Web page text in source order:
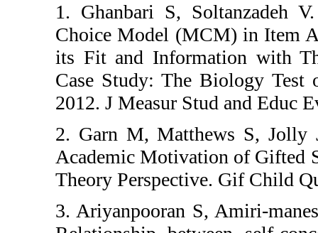
1. Ghanbari S,
Choice Model
its Fit and
Case Study: The
2012. J Measur
2. Garn M,
Academic
Theory
3. Ariyanpooran S,